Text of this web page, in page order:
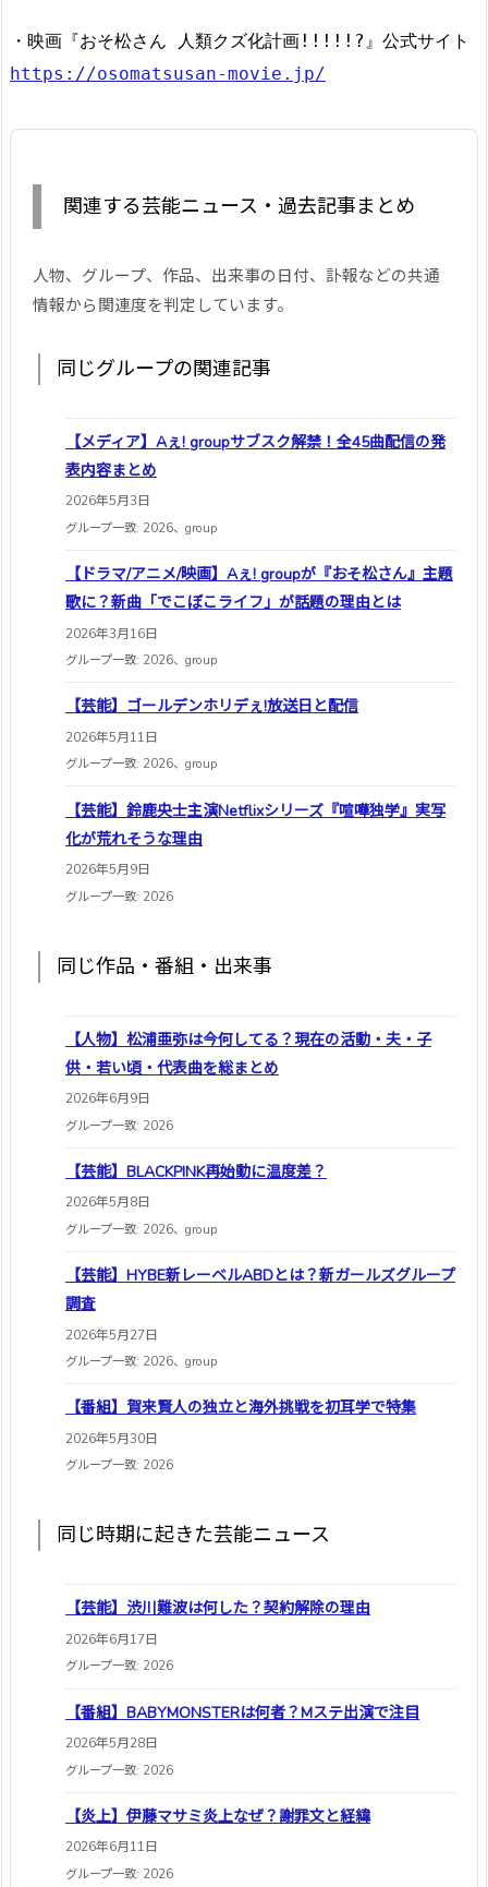
・映画『おそ松さん 人類クズ化計画!!!!!?』公式サイト
https://osomatsusan-movie.jp/
関連する芸能ニュース・過去記事まとめ
人物、グループ、作品、出来事の日付、訃報などの共通
情報から関連度を判定しています。
同じグループの関連記事
【メディア】Aぇ! groupサブスク解禁！全45曲配信の発
表内容まとめ
2026年5月3日
グループ一致: 2026、group
【ドラマ/アニメ/映画】Aぇ! groupが『おそ松さん』主題
歌に？新曲「でこぼこライフ」が話題の理由とは
2026年3月16日
グループ一致: 2026、group
【芸能】ゴールデンホリデぇ!放送日と配信
2026年5月11日
グループ一致: 2026、group
【芸能】鈴鹿央士主演Netflixシリーズ『喧嘩独学』実写
化が荒れそうな理由
2026年5月9日
グループ一致: 2026
同じ作品・番組・出来事
【人物】松浦亜弥は今何してる？現在の活動・夫・子
供・若い頃・代表曲を総まとめ
2026年6月9日
グループ一致: 2026
【芸能】BLACKPINK再始動に温度差？
2026年5月8日
グループ一致: 2026、group
【芸能】HYBE新レーベルABDとは？新ガールズグループ
調査
2026年5月27日
グループ一致: 2026、group
【番組】賀来賢人の独立と海外挑戦を初耳学で特集
2026年5月30日
グループ一致: 2026
同じ時期に起きた芸能ニュース
【芸能】渋川難波は何した？契約解除の理由
2026年6月17日
グループ一致: 2026
【番組】BABYMONSTERは何者？Mステ出演で注目
2026年5月28日
グループ一致: 2026
【炎上】伊藤マサミ炎上なぜ？謝罪文と経緯
2026年6月11日
グループ一致: 2026